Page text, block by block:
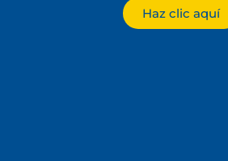
Haz clic aquí